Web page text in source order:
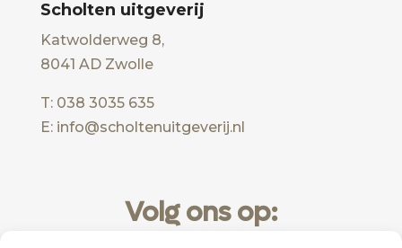
Scholten uitgeverij
Katwolderweg 8,
8041 AD Zwolle
T: 038 3035 635
E: info@scholtenuitgeverij.nl
Volg ons op: